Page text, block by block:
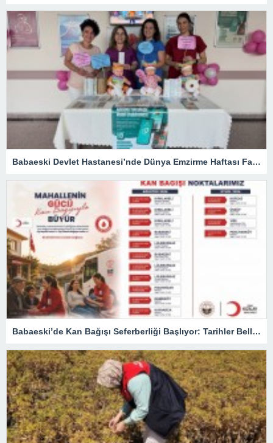
Babaeski Devlet Hastanesi’nde Dünya Emzirme Haftası Farkındalığı
Babaeski’de Kan Bağışı Seferberliği Başlıyor: Tarihler Belli Oldu